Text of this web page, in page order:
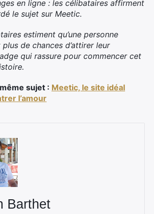
en ligne : les célibataires affirment
le sujet sur Meetic.
estiment qu’une personne
de chances d’attirer leur
qui rassure pour commencer cet
sujet : Meetic, le site idéal
l’amour
Barthet